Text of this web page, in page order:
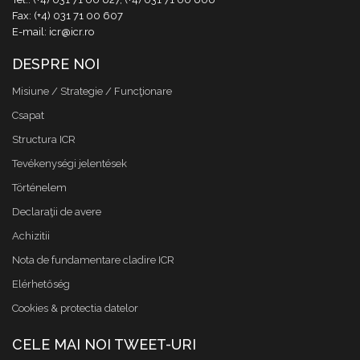
Fax: (+4) 031 71 00 607
E-mail: icr@icr.ro
DESPRE NOI
Misiune / Strategie / Funcţionare
Csapat
Structura ICR
Tevékenységi jelentések
Történelem
Declaraţii de avere
Achizitii
Nota de fundamentare cladire ICR
Elérhetőség
Cookies & protectia datelor
CELE MAI NOI TWEET-URI